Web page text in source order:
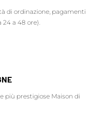
di ordinazione, pagamenti
a 48 ore).
più prestigiose Maison di